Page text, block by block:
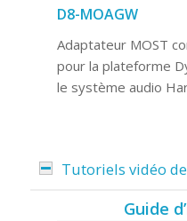
D8-MOAGW
Adaptateur MOST
pour la plateforme
le système audio
Tutoriels vidéo
Guide